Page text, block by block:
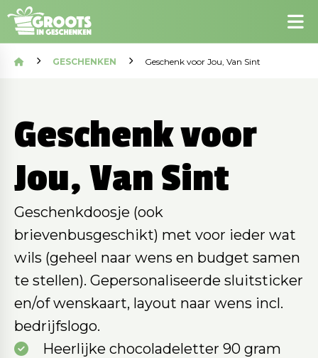
GESCHENKEN Geschenk voor Jou, Van Sint
Geschenk voor
Jou, Van Sint
Geschenkdoosje (ook
brievenbusgeschikt) met voor ieder wat
wils (geheel naar wens en budget samen
te stellen). Gepersonaliseerde sluitsticker
en/of wenskaart, layout naar wens incl.
bedrijfslogo.
Heerlijke chocoladeletter 90 gram